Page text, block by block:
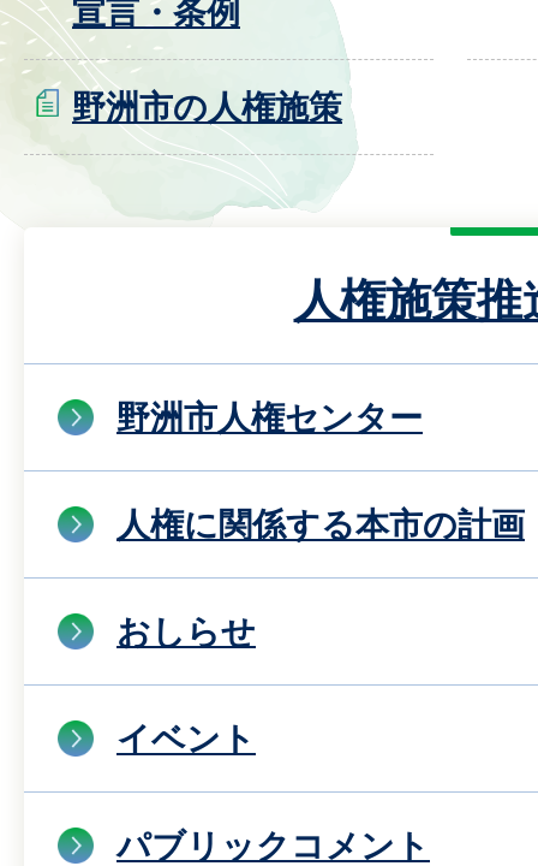
宣言・条例
野洲市の人権施策
人権施策推
野洲市人権センター
人権に関係する本市の計画
おしらせ
イベント
パブリックコメント